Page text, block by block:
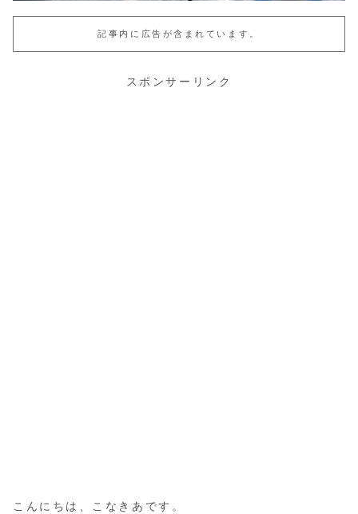
記事内に広告が含まれています。
スポンサーリンク
こんにちは、こなきあです。